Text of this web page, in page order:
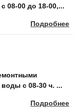
08-00 до 18-00,...
Подробнее
с 08-30 ч. ...
Подробнее